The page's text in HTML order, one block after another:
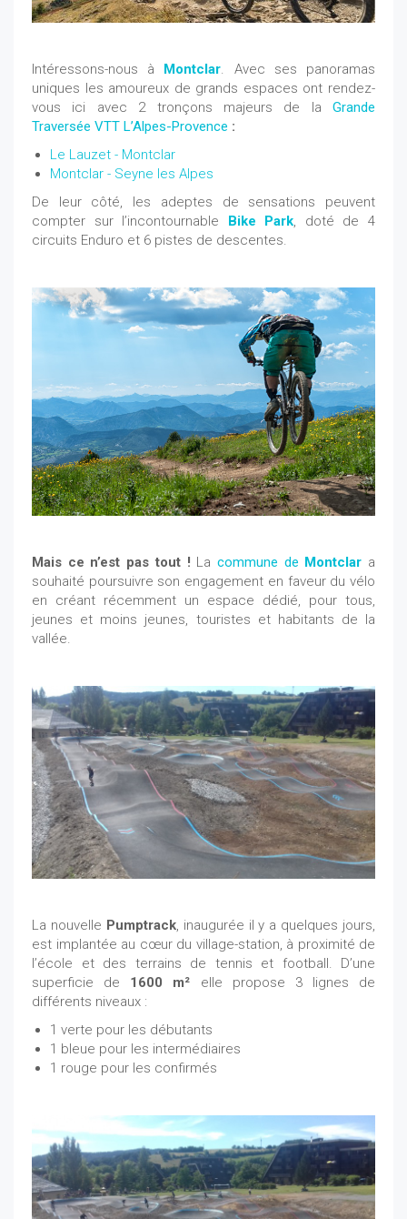
Intéressons-nous à Montclar. Avec ses panoramas
uniques les amoureux de grands espaces ont rendez-
vous ici avec 2 tronçons majeurs de la Grande
Traversée VTT L’Alpes-Provence :
Le Lauzet - Montclar
Montclar - Seyne les Alpes
De leur côté, les adeptes de sensations peuvent
compter sur l’incontournable Bike Park, doté de 4
circuits Enduro et 6 pistes de descentes.
Mais ce n’est pas tout ! La commune de Montclar a
souhaité poursuivre son engagement en faveur du vélo
en créant récemment un espace dédié, pour tous,
jeunes et moins jeunes, touristes et habitants de la
vallée.
La nouvelle Pumptrack, inaugurée il y a quelques jours,
est implantée au cœur du village-station, à proximité de
l’école et des terrains de tennis et football. D’une
superficie de 1600 m² elle propose 3 lignes de
différents niveaux :
1 verte pour les débutants
1 bleue pour les intermédiaires
1 rouge pour les confirmés